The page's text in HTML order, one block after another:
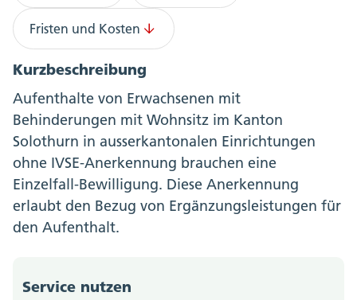
Fristen und Kosten
Kurzbeschreibung
Aufenthalte von Erwachsenen mit
Behinderungen mit Wohnsitz im Kanton
Solothurn in ausserkantonalen Einrichtungen
ohne IVSE-Anerkennung brauchen eine
Einzelfall-Bewilligung. Diese Anerkennung
erlaubt den Bezug von Ergänzungsleistungen für
den Aufenthalt.
Service nutzen